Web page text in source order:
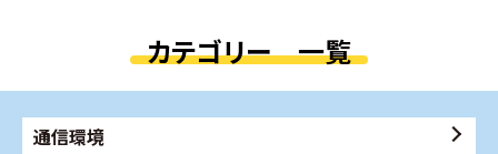
カテゴリー 一覧
通信環境